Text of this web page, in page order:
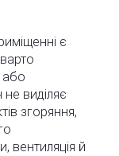
є
або
виділяє
згоряння,
вентиляція й